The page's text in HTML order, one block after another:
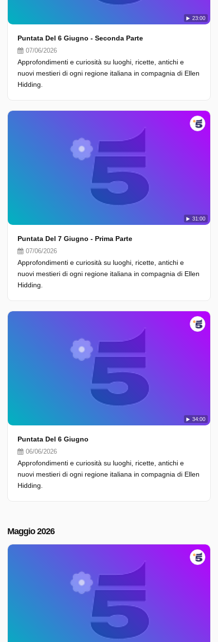
23:00
Puntata Del 6 Giugno - Seconda Parte
07/06/2026
Approfondimenti e curiosità su luoghi, ricette, antichi e
nuovi mestieri di ogni regione italiana in compagnia di Ellen
Hidding.
31:00
Puntata Del 7 Giugno - Prima Parte
07/06/2026
Approfondimenti e curiosità su luoghi, ricette, antichi e
nuovi mestieri di ogni regione italiana in compagnia di Ellen
Hidding.
34:00
Puntata Del 6 Giugno
06/06/2026
Approfondimenti e curiosità su luoghi, ricette, antichi e
nuovi mestieri di ogni regione italiana in compagnia di Ellen
Hidding.
Maggio 2026